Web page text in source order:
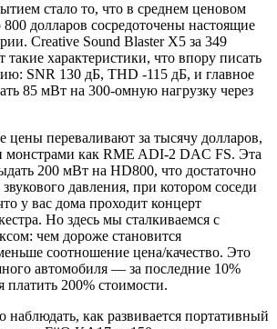
стало то, что в среднем ценовом
800 долларов сосредоточены настоящие
Creative Sound Blaster X5 за 349
такие характеристики, что впору писать
SNR 130 дБ, THD -115 дБ, и главное
85 мВт на 300-омную нагрузку через
переваливают за тысячу долларов,
монстрами как RME ADI-2 DAC FS. Эта
200 мВт на HD800, что достаточно
звукового давления, при котором соседи
у вас дома проходит концерт
Но здесь мы сталкиваемся с
чем дороже становится
соотношение цена/качество. Это
автомобиля — за последние 10%
платить 200% стоимости.
наблюдать, как развивается портативный